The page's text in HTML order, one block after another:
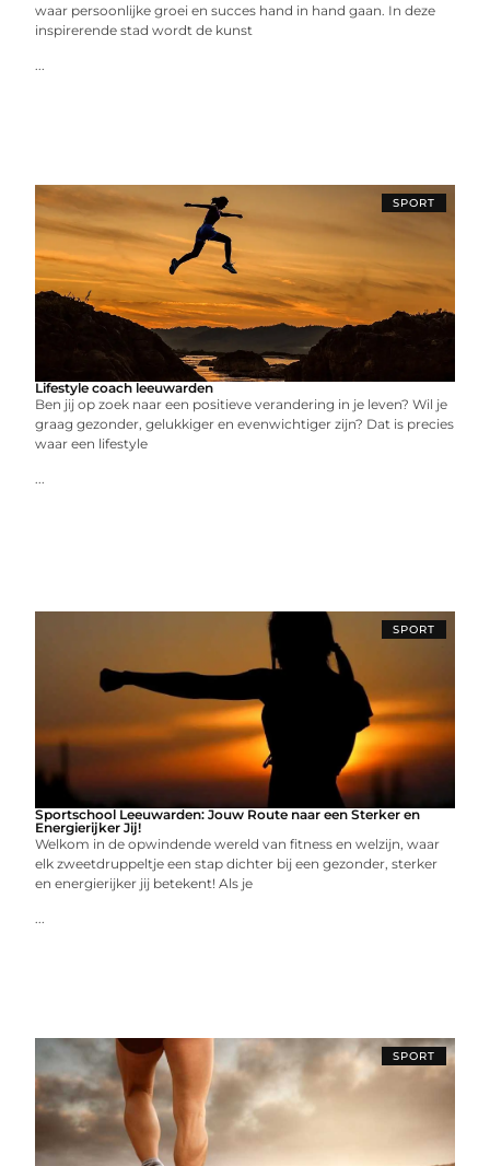
waar persoonlijke groei en succes hand in hand gaan. In deze
inspirerende stad wordt de kunst
...
SPORT
Lifestyle coach leeuwarden
Ben jij op zoek naar een positieve verandering in je leven? Wil je
graag gezonder, gelukkiger en evenwichtiger zijn? Dat is precies
waar een lifestyle
...
SPORT
Sportschool Leeuwarden: Jouw Route naar een Sterker en
Energierijker Jij!
Welkom in de opwindende wereld van fitness en welzijn, waar
elk zweetdruppeltje een stap dichter bij een gezonder, sterker
en energierijker jij betekent! Als je
...
SPORT